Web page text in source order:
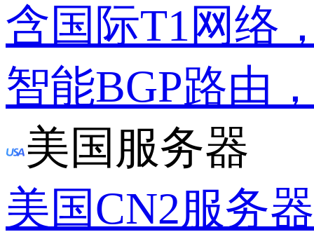
含国际T1网络
智能BGP路由
美国服务器
美国CN2服务器